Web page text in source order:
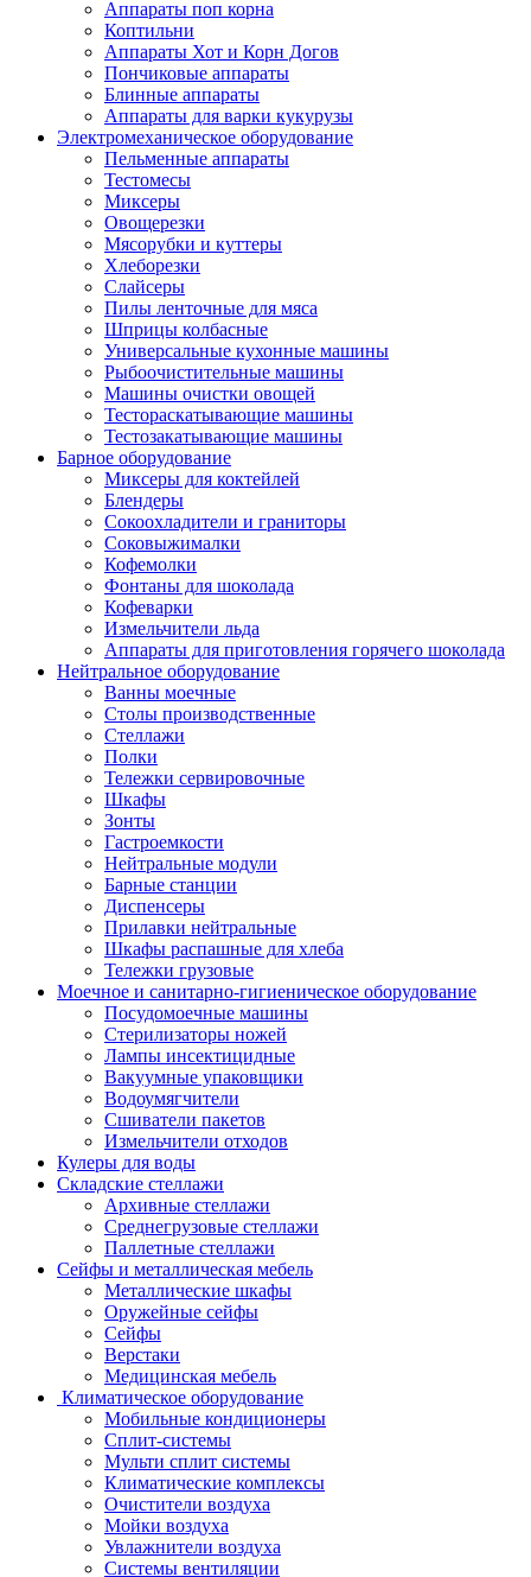
Аппараты поп корна
Коптильни
Аппараты Хот и Корн Догов
Пончиковые аппараты
Блинные аппараты
Аппараты для варки кукурузы
Электромеханическое оборудование
Пельменные аппараты
Тестомесы
Миксеры
Овощерезки
Мясорубки и куттеры
Хлеборезки
Слайсеры
Пилы ленточные для мяса
Шприцы колбасные
Универсальные кухонные машины
Рыбоочистительные машины
Машины очистки овощей
Тестораскатывающие машины
Тестозакатывающие машины
Барное оборудование
Миксеры для коктейлей
Блендеры
Сокоохладители и граниторы
Соковыжималки
Кофемолки
Фонтаны для шоколада
Кофеварки
Измельчители льда
Аппараты для приготовления горячего шоколада
Нейтральное оборудование
Ванны моечные
Столы производственные
Стеллажи
Полки
Тележки сервировочные
Шкафы
Зонты
Гастроемкости
Нейтральные модули
Барные станции
Диспенсеры
Прилавки нейтральные
Шкафы распашные для хлеба
Тележки грузовые
Моечное и санитарно-гигиеническое оборудование
Посудомоечные машины
Стерилизаторы ножей
Лампы инсектицидные
Вакуумные упаковщики
Водоумягчители
Сшиватели пакетов
Измельчители отходов
Кулеры для воды
Складские стеллажи
Архивные стеллажи
Среднегрузовые стеллажи
Паллетные стеллажи
Сейфы и металлическая мебель
Металлические шкафы
Оружейные сейфы
Сейфы
Верстаки
Медицинская мебель
Климатическое оборудование
Мобильные кондиционеры
Сплит-системы
Мульти сплит системы
Климатические комплексы
Очистители воздуха
Мойки воздуха
Увлажнители воздуха
Системы вентиляции